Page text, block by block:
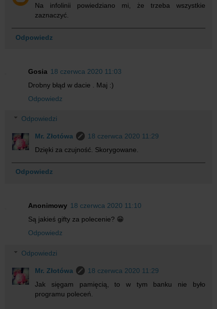
Na infolinii powiedziano mi, że trzeba wszystkie
zaznaczyć.
Odpowiedz
Gosia 18 czerwca 2020 11:03
Drobny błąd w dacie . Maj :)
Odpowiedz
Odpowiedzi
Mr. Złotówa
18 czerwca 2020 11:29
Dzięki za czujność. Skorygowane.
Odpowiedz
Anonimowy 18 czerwca 2020 11:10
Są jakieś gifty za polecenie? 😁
Odpowiedz
Odpowiedzi
Mr. Złotówa
18 czerwca 2020 11:29
Jak sięgam pamięcią, to w tym banku nie było
programu poleceń.